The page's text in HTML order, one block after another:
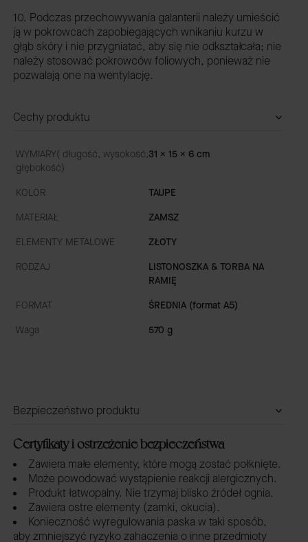
10. Podczas przechowywania galanterii należy umieścić
ją w pokrowcach zapobiegających wnikaniu kurzu w
głąb skóry i nie przygniatać, aby się nie odkształcała; nie
należy stosować pokrowców foliowych, ponieważ nie
pozwalają one na wentylację.
Cechy produktu
WYMIARY( długość, wysokość,
głębokość)
31 x 15 x 6 cm
KOLOR
TAUPE
MATERIAŁ
ZAMSZ
ELEMENTY METALOWE
ZŁOTY
RODZAJ
LISTONOSZKA & TORBA NA
RAMIĘ
FORMAT
ŚREDNIA (format A5)
Waga
570 g
Bezpieczeństwo produktu
Certyfikaty i ostrzeżenie bezpieczeństwa
Zawiera małe elementy, które mogą zostać połknięte.
Może powodować wystąpienie reakcji alergicznych.
Produkt łatwopalny. Nie trzymaj blisko źródeł ognia.
Zawiera ostre elementy (zamki, okucia).
Konieczność wyregulowania paska w taki sposób,
aby zmniejszyć ryzyko zahaczenia o inne przedmioty